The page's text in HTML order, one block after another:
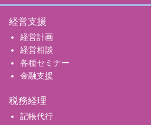
経営支援
経営計画
経営相談
各種セミナー
金融支援
税務経理
記帳代行